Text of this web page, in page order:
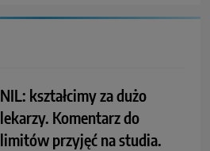
NIL: kształcimy za dużo
lekarzy. Komentarz do
limitów przyjęć na studia.